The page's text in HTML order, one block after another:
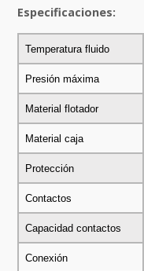
Especificaciones:
Temperatura fluido
Presión máxima
Material flotador
Material caja
Protección
Contactos
Capacidad contactos
Conexión